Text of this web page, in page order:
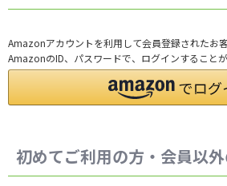
Amazonアカウントを利用して会員登録されたお客
AmazonのID、パスワードで、ログインすることが
初めてご利用の方・会員以